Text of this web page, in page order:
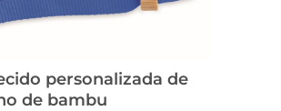
personalizada de
de bambu